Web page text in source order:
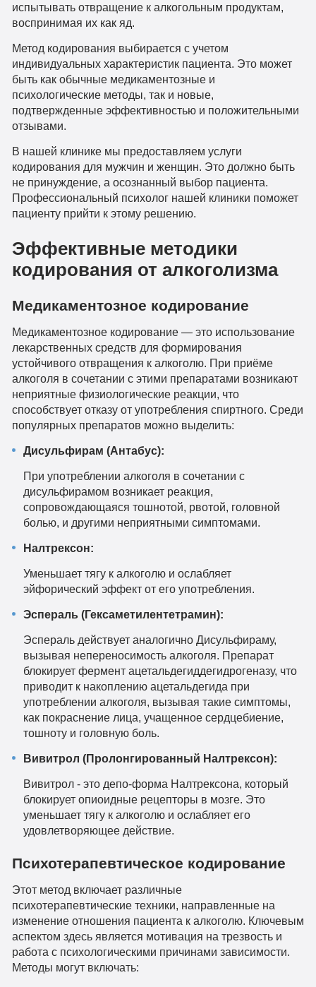
испытывать отвращение к алкогольным продуктам,
воспринимая их как яд.
Метод кодирования выбирается с учетом
индивидуальных характеристик пациента. Это может
быть как обычные медикаментозные и
психологические методы, так и новые,
подтвержденные эффективностью и положительными
отзывами.
В нашей клинике мы предоставляем услуги
кодирования для мужчин и женщин. Это должно быть
не принуждение, а осознанный выбор пациента.
Профессиональный психолог нашей клиники поможет
пациенту прийти к этому решению.
Эффективные методики
кодирования от алкоголизма
Медикаментозное кодирование
Медикаментозное кодирование — это использование
лекарственных средств для формирования
устойчивого отвращения к алкоголю. При приёме
алкоголя в сочетании с этими препаратами возникают
неприятные физиологические реакции, что
способствует отказу от употребления спиртного. Среди
популярных препаратов можно выделить:
Дисульфирам (Антабус):
При употреблении алкоголя в сочетании с
дисульфирамом возникает реакция,
сопровождающаяся тошнотой, рвотой, головной
болью, и другими неприятными симптомами.
Налтрексон:
Уменьшает тягу к алкоголю и ослабляет
эйфорический эффект от его употребления.
Эспераль (Гексаметилентетрамин):
Эспераль действует аналогично Дисульфираму,
вызывая непереносимость алкоголя. Препарат
блокирует фермент ацетальдегиддегидрогеназу, что
приводит к накоплению ацетальдегида при
употреблении алкоголя, вызывая такие симптомы,
как покраснение лица, учащенное сердцебиение,
тошноту и головную боль.
Вивитрол (Пролонгированный Налтрексон):
Вивитрол - это депо-форма Налтрексона, который
блокирует опиоидные рецепторы в мозге. Это
уменьшает тягу к алкоголю и ослабляет его
удовлетворяющее действие.
Психотерапевтическое кодирование
Этот метод включает различные
психотерапевтические техники, направленные на
изменение отношения пациента к алкоголю. Ключевым
аспектом здесь является мотивация на трезвость и
работа с психологическими причинами зависимости.
Методы могут включать: